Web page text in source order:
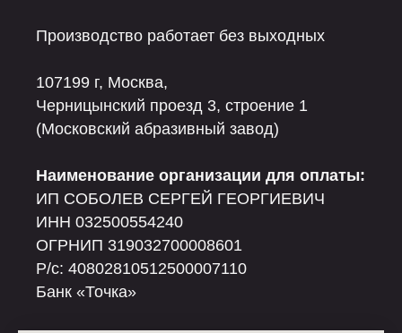
Производство работает без выходных
107199 г, Москва,
Черницынский проезд 3, строение 1
(Московский абразивный завод)
Наименование организации для оплаты:
ИП СОБОЛЕВ СЕРГЕЙ ГЕОРГИЕВИЧ
ИНН 032500554240
ОГРНИП 319032700008601
Р/c: 40802810512500007110
Банк «Точка»